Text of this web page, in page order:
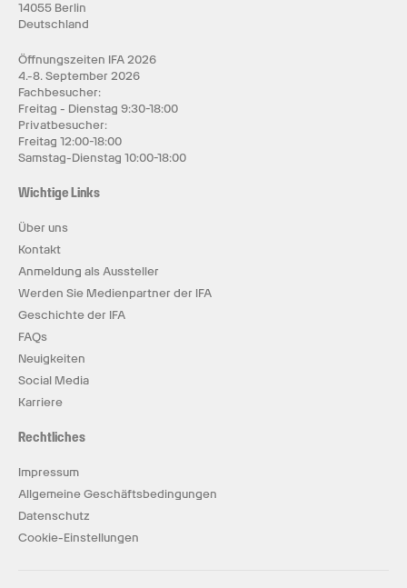
14055 Berlin
Deutschland
Öffnungszeiten IFA 2026
4.-8. September 2026
Fachbesucher:
Freitag - Dienstag 9:30-18:00
Privatbesucher:
Freitag 12:00-18:00
Samstag-Dienstag 10:00-18:00
Wichtige Links
Über uns
Kontakt
Anmeldung als Aussteller
Werden Sie Medienpartner der IFA
Geschichte der IFA
FAQs
Neuigkeiten
Social Media
Karriere
Rechtliches
Impressum
Allgemeine Geschäftsbedingungen
Datenschutz
Cookie-Einstellungen